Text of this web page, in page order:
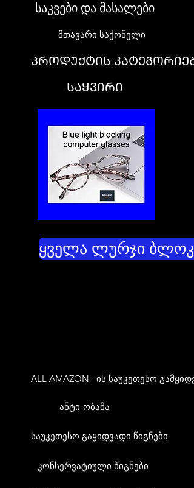
საკვები და მასალები
მთავარი საქონელი
ᲞᲠᲝᲓᲣᲥᲢᲘᲡ
ᲡᲐᲧᲕᲘᲠᲘ
ყველა ლურჯი
ALL AMAZON– ის საუკეთესო
ანტი-ობამა
საუკეთესო გაყიდვადი წიგნები
კონსერვატიული წიგნები